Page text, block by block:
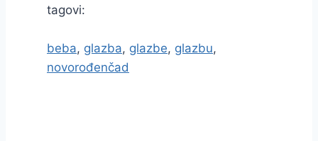
tagovi:
beba, glazba, glazbe, glazbu,
novorođenčad